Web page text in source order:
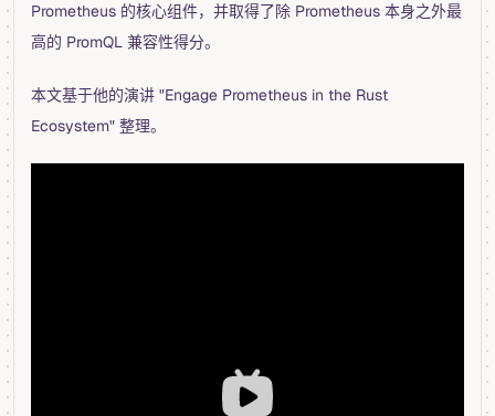
Prometheus 的核心组件，并取得了除 Prometheus 本身之外最
高的 PromQL 兼容性得分。
本文基于他的演讲 "Engage Prometheus in the Rust
Ecosystem" 整理。